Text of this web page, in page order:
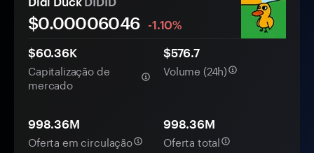
$0.00006046
-1.10%
$60.36K
Capitalização de
mercado
$576.7
Volume (24h)
998.36M
Oferta em circulação
998.36M
Oferta total